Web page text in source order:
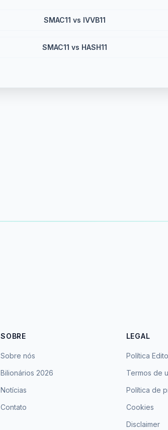
SMAC11 vs IVVB11
SMAC11 vs HASH11
SOBRE
Sobre nós
Bilionários 2026
Notícias
Contato
LEGAL
Política
Termos de
Política de
Cookies
Disclaimer